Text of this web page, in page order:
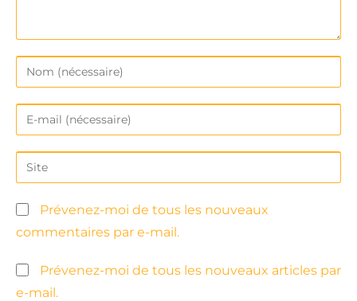
Prévenez-moi de tous les nouveaux
commentaires par e-mail.
Prévenez-moi de tous les nouveaux articles par
e-mail.